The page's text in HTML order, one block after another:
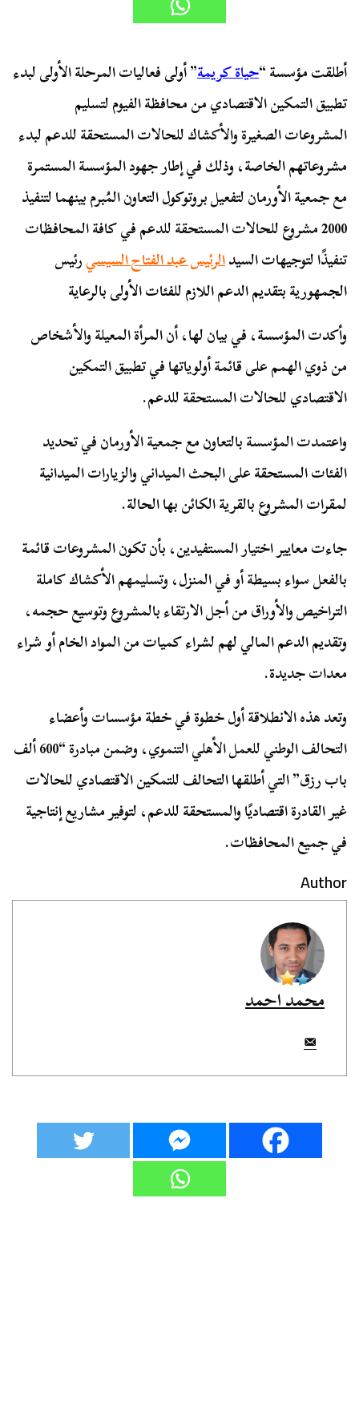
أطلقت مؤسسة “حياة كريمة” أولى فعاليات المرحلة الأولى لبدء
تطبيق التمكين الاقتصادي من محافظة الفيوم لتسليم
المشروعات الصغيرة والأكشاك للحالات المستحقة للدعم لبدء
مشروعاتهم الخاصة، وذلك في إطار جهود المؤسسة المستمرة
مع جمعية الأورمان لتفعيل بروتوكول التعاون المُبرم بينهما لتنفيذ
2000 مشروع للحالات المستحقة للدعم في كافة المحافظات
تنفيذًا لتوجيهات السيدالرئيس عبد الفتاح السيسيرئيس
الجمهورية بتقديم الدعم اللازم للفئات الأولى بالرعاية
وأكدت المؤسسة، في بيان لها، أن المرأة المعيلة والأشخاص
من ذوي الهمم على قائمة أولوياتها في تطبيق التمكين
الاقتصادي للحالات المستحقة للدعم.
واعتمدت المؤسسة بالتعاون مع جمعية الأورمان في تحديد
الفئات المستحقة على البحث الميداني والزيارات الميدانية
لمقرات المشروع بالقرية الكائن بها الحالة.
جاءت معايير اختيار المستفيدين، بأن تكون المشروعات قائمة
بالفعل سواء بسيطة أو في المنزل، وتسليمهم الأكشاك كاملة
التراخيص والأوراق من أجل الارتقاء بالمشروع وتوسيع حجمه،
وتقديم الدعم المالي لهم لشراء كميات من المواد الخام أو شراء
معدات جديدة.
وتعد هذه الانطلاقة أول خطوة في خطة مؤسسات وأعضاء
التحالف الوطني للعمل الأهلي التنموي، وضمن مبادرة “600 ألف
باب رزق” التي أطلقها التحالف للتمكين الاقتصادي للحالات
غير القادرة اقتصاديًا والمستحقة للدعم، لتوفير مشاريع إنتاجية
في جميع المحافظات.
Author
محمد احمد